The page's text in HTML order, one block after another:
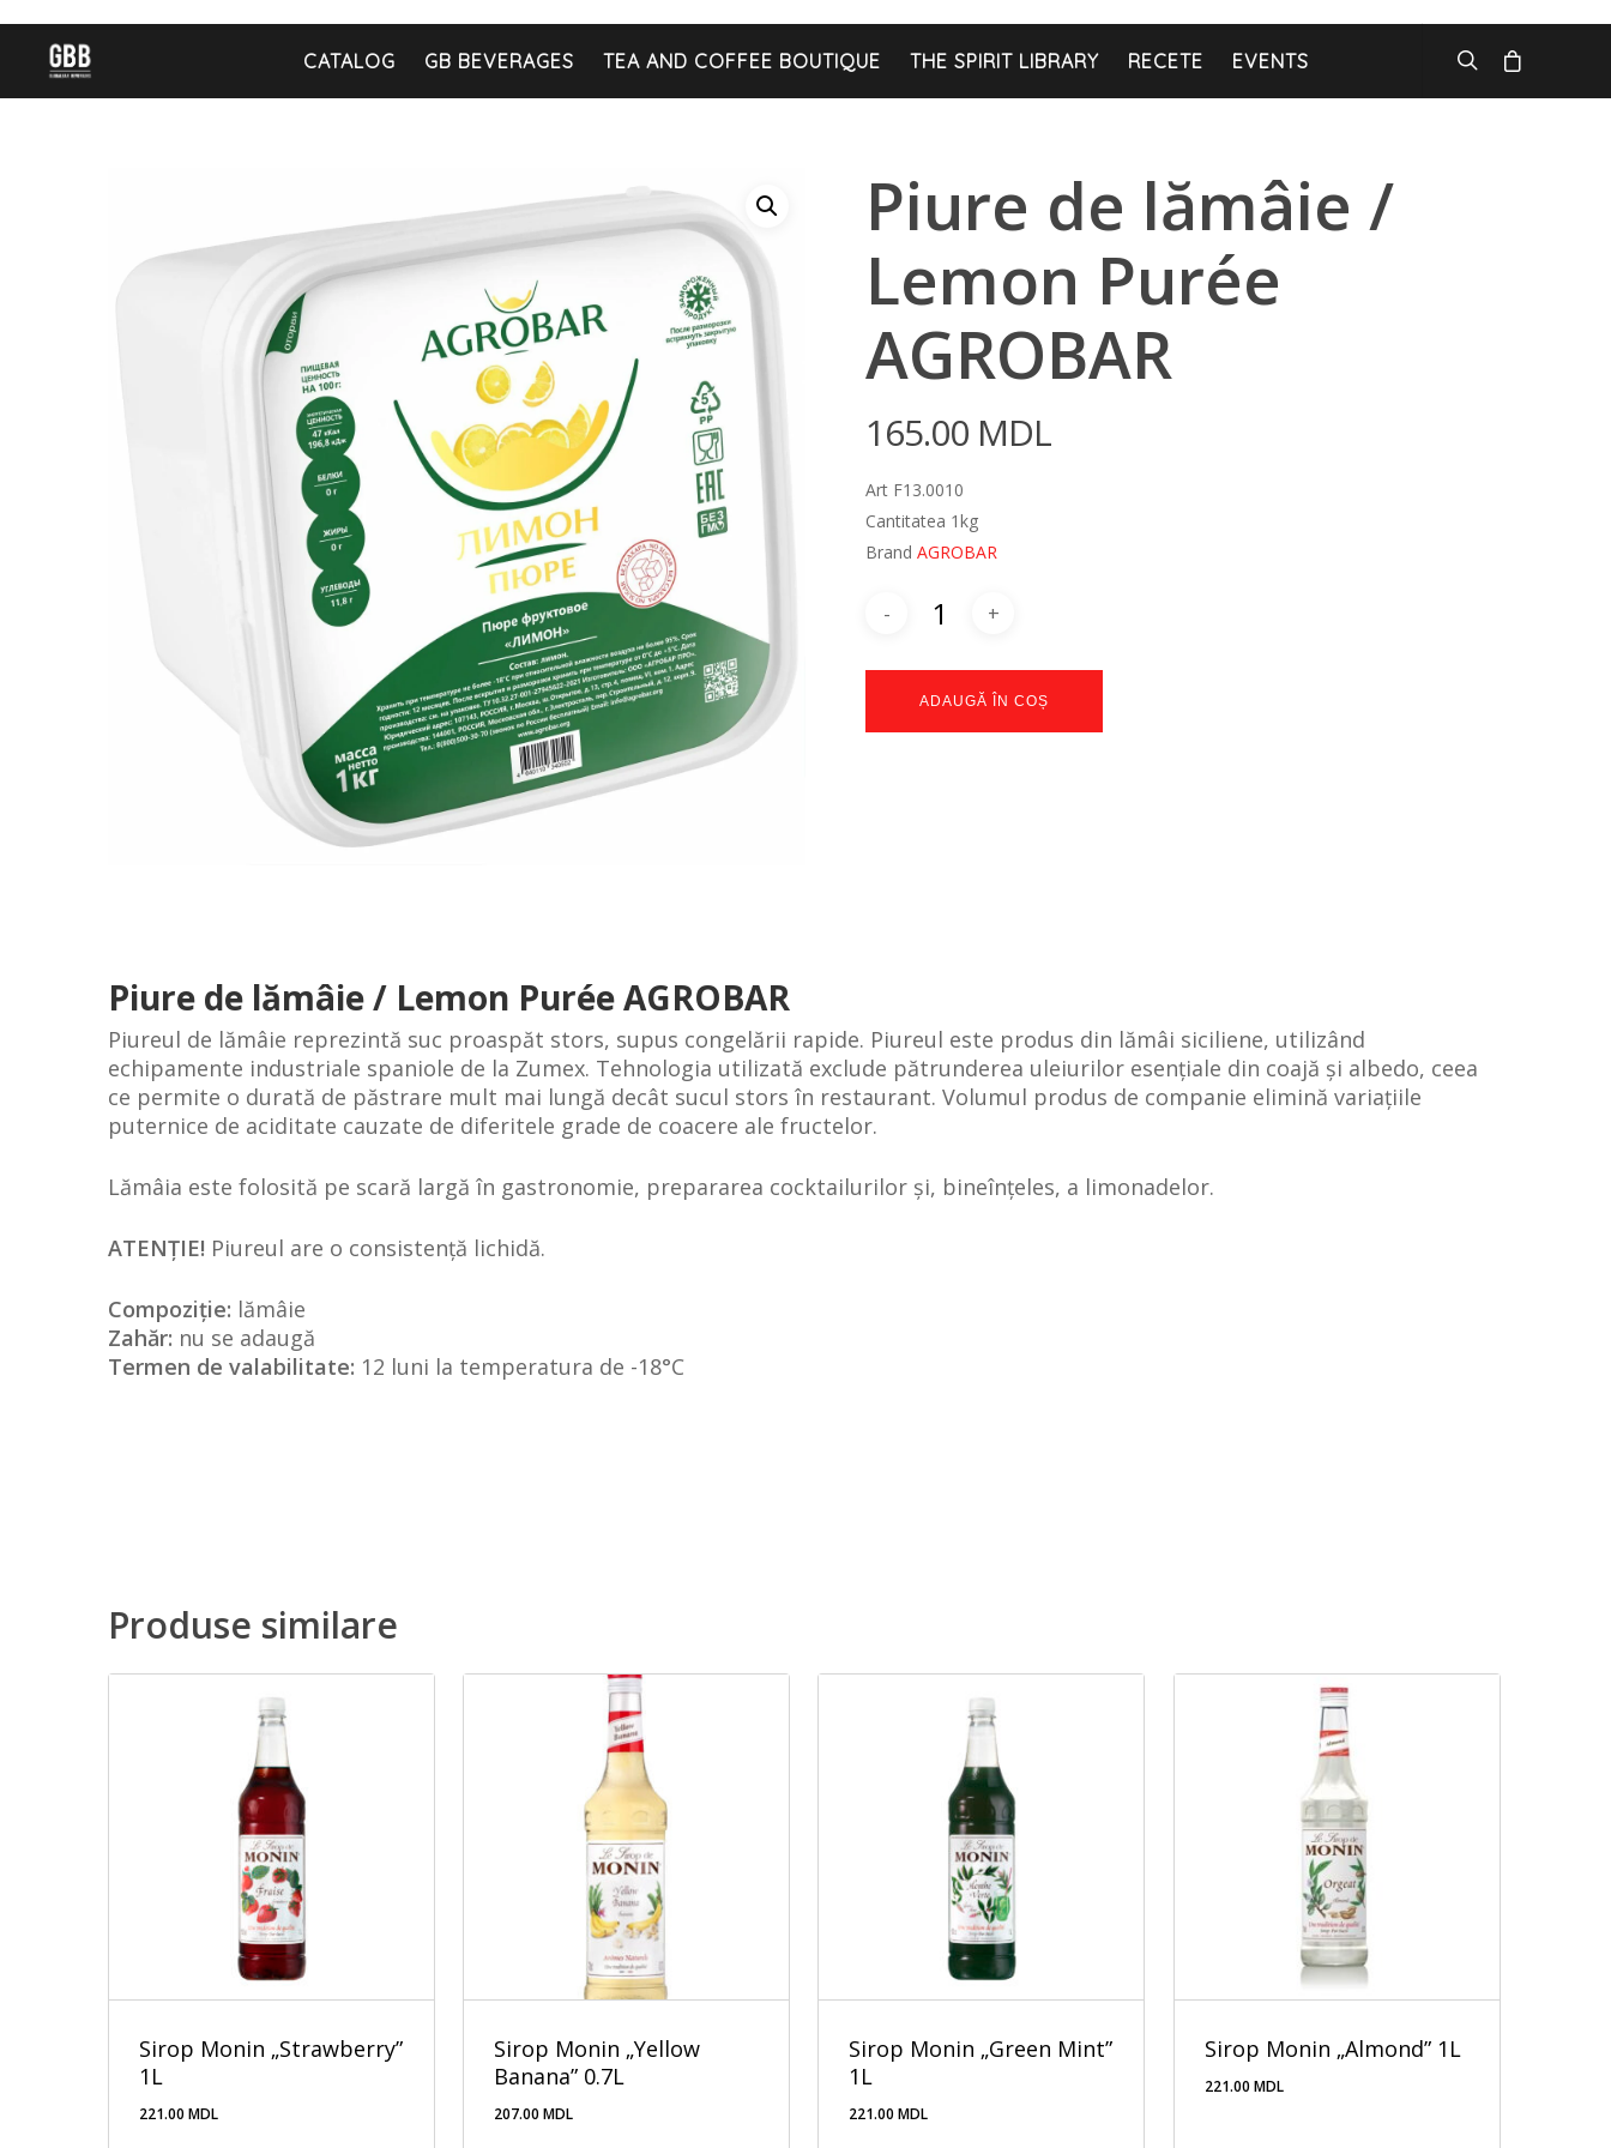
CATALOG GB BEVERAGES TEA AND COFFEE BOUTIQUE THE SPIRIT LIBRARY RECETE EVENTS
Piure de lămâie /
Lemon Purée
AGROBAR
165.00 MDL
Art F13.0010
Cantitatea 1kg
Brand AGROBAR
ADAUGĂ ÎN COȘ
Piure de lămâie / Lemon Purée AGROBAR
Piureul de lămâie reprezintă suc proaspăt stors, supus congelării rapide. Piureul este produs din lămâi siciliene, utilizând
echipamente industriale spaniole de la Zumex. Tehnologia utilizată exclude pătrunderea uleiurilor esențiale din coajă și albedo, ceea
ce permite o durată de păstrare mult mai lungă decât sucul stors în restaurant. Volumul produs de companie elimină variațiile
puternice de aciditate cauzate de diferitele grade de coacere ale fructelor.
Lămâia este folosită pe scară largă în gastronomie, prepararea cocktailurilor și, bineînțeles, a limonadelor.
ATENȚIE! Piureul are o consistență lichidă.
Compoziție: lămâie
Zahăr: nu se adaugă
Termen de valabilitate: 12 luni la temperatura de -18°C
Produse similare
Sirop Monin „Strawberry”
1L
221.00 MDL
Sirop Monin „Yellow
Banana” 0.7L
207.00MDL
Sirop Monin „Green Mint”
1L
221.00MDL
Sirop Monin „Almond” 1L
221.00 MDL